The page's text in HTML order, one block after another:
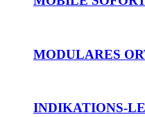
MODULARES
INDIKATIONS-